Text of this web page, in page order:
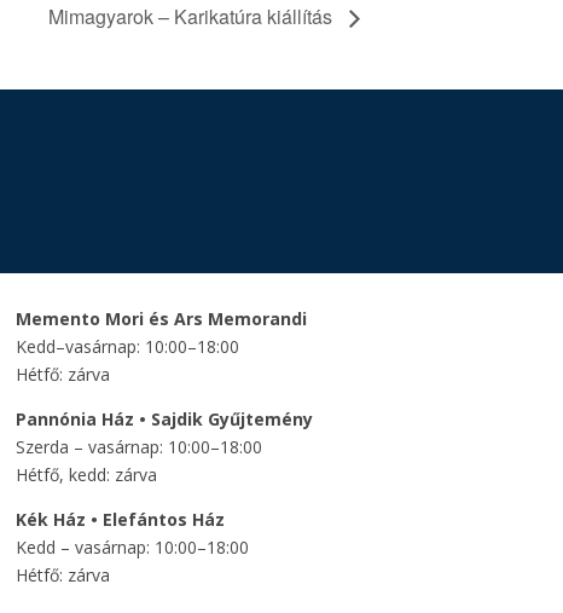
Mimagyarok – Karikatúra kiállítás
Memento Mori és Ars Memorandi
Kedd–vasárnap: 10:00–18:00
Hétfő: zárva
Pannónia Ház • Sajdik Gyűjtemény
Szerda – vasárnap: 10:00–18:00
Hétfő, kedd: zárva
Kék Ház • Elefántos Ház
Kedd – vasárnap: 10:00–18:00
Hétfő: zárva